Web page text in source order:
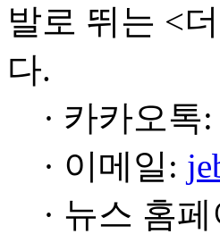
발로 뛰는 <
다.
· 카카오
· 이메일:
· 뉴스 홈